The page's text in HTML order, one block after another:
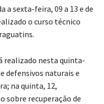
a sexta-feira, 09 a 13 e de
o curso técnico
realizado nesta quinta-
defensivos naturais e
na quinta, 12,
sobre recuperação de